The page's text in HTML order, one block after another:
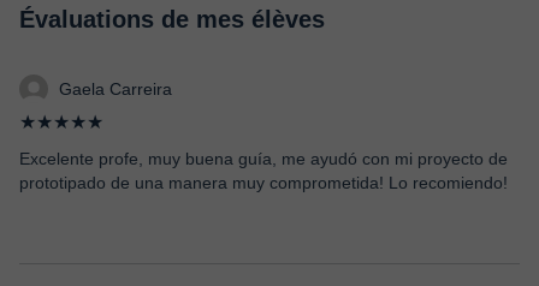
Évaluations de mes élèves
Gaela Carreira
★★★★★
Excelente profe, muy buena guía, me ayudó con mi proyecto de
prototipado de una manera muy comprometida! Lo recomiendo!